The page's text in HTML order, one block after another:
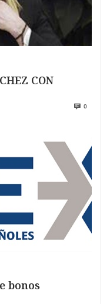
CON
0
bonos